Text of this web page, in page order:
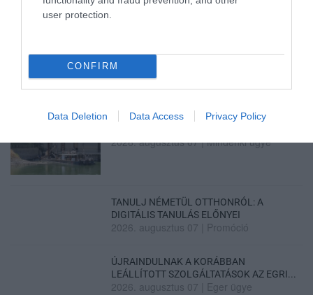
user protection.
CONFIRM
Data Deletion Data Access Privacy Policy
TATA ELBŰVÖLŐ LÁTVÁNYOSSÁGAI,
TÖBB MINT EGY HÓNAP IS LEHET, MIRE
2026. augusztus 07|Mindenki ügye
TANULJ NÉMETÜL OTTHONRÓL: A
DIGITÁLIS TANULÁS ELŐNYEI
2026. augusztus 07 Promóció
ÚJRAINDULNAK A KORÁBBAN
LEÁLLÍTOTT SZOLGÁLTATÁSOK AZ EGRI...
2026. augusztus 07 Eger ügye